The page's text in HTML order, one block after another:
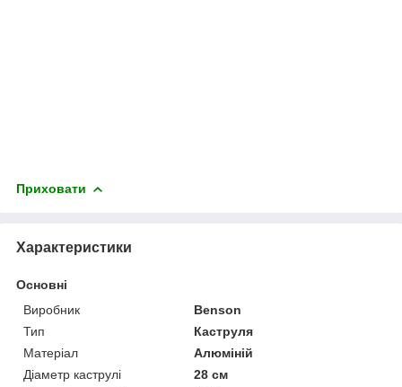
Приховати
Характеристики
Основні
Виробник
Benson
Тип
Каструля
Матеріал
Алюміній
Діаметр каструлі
28 см